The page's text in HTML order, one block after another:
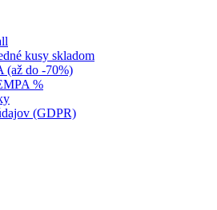
kusy skladom
do -70%)
%
(GDPR)